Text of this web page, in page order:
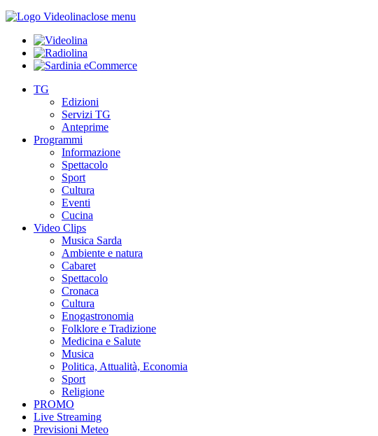
close menu
TG
Edizioni
Servizi TG
Anteprime
Programmi
Informazione
Spettacolo
Sport
Cultura
Eventi
Cucina
Video Clips
Musica Sarda
Ambiente e natura
Cabaret
Spettacolo
Cronaca
Cultura
Enogastronomia
Folklore e Tradizione
Medicina e Salute
Musica
Politica, Attualità, Economia
Sport
Religione
PROMO
Live Streaming
Previsioni Meteo